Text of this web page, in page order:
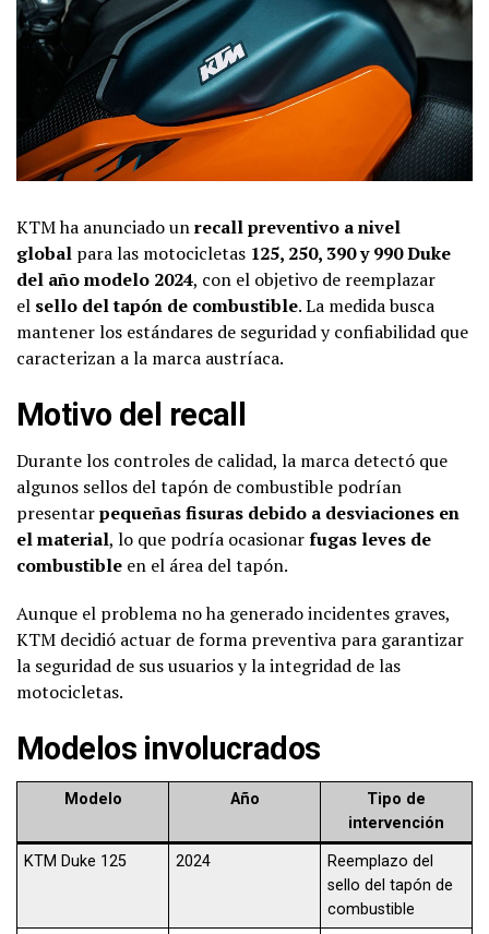
KTM ha anunciado unrecall preventivo a nivel
global para las motocicletas 125, 250, 390 y 990 Duke
del año modelo 2024, con el objetivo de reemplazar
el sello del tapón de combustible. La medida busca
mantener los estándares de seguridad y confiabilidad que
caracterizan a la marca austríaca.
Motivo del recall
Durante los controles de calidad, la marca detectó que
algunos sellos del tapón de combustible podrían
presentarpequeñas fisuras debido a desviaciones en
el material, lo que podría ocasionarfugas leves de
combustible en el área del tapón.
Aunque el problema no ha generado incidentes graves,
KTM decidió actuar de forma preventiva para garantizar
la seguridad de sus usuarios y la integridad de las
motocicletas.
Modelos involucrados
Modelo Año
Tipo de
intervención
KTM Duke 125 2024
Reemplazo del
sello del tapón de
combustible